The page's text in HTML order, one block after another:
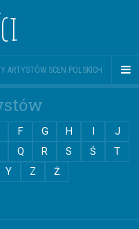
ARTYSTÓW SCEN POLSKICH
F G H
J
Q R S Ś
T
Y Z Ż